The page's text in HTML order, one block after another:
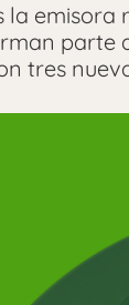
la emisora
parte
tres